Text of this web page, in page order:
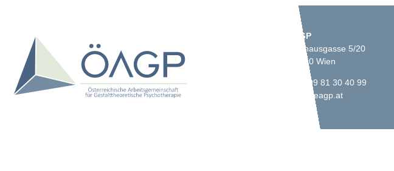
ÖAGP
Fünfhausgasse 5/20
A-1150 Wien
+43 699 81 30 40 99
info@oeagp.at